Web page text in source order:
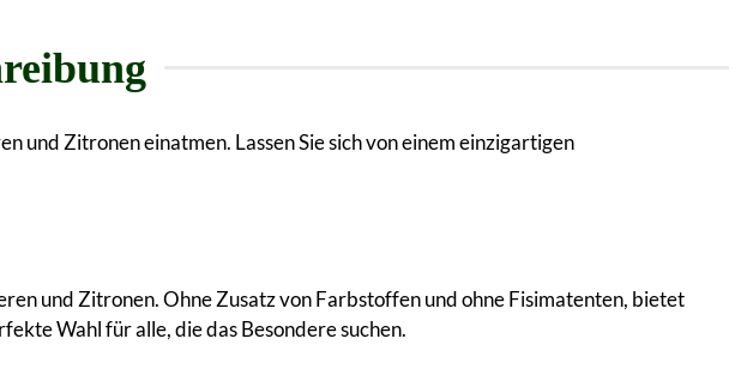
und Zitronen einatmen. Lassen Sie sich von einem einzigartigen
und Zitronen. Ohne Zusatz von Farbstoffen und ohne Fisimatenten, bietet
Wahl für alle, die das Besondere suchen.